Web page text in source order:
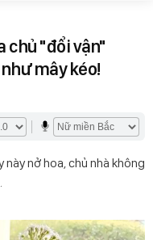
chủ "đổi vận"
mây kéo!
này nở hoa, chủ nhà không